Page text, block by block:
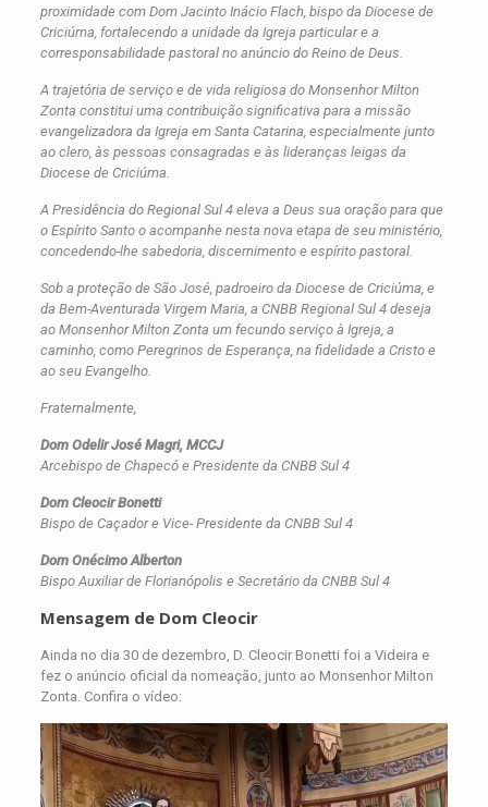
proximidade com Dom Jacinto Inácio Flach, bispo da Diocese de
Criciúma, fortalecendo a unidade da Igreja particular e a
corresponsabilidade pastoral no anúncio do Reino de Deus.
A trajetória de serviço e de vida religiosa do Monsenhor Milton
Zonta constitui uma contribuição significativa para a missão
evangelizadora da Igreja em Santa Catarina, especialmente junto
ao clero, às pessoas consagradas e às lideranças leigas da
Diocese de Criciúma.
A Presidência do Regional Sul 4 eleva a Deus sua oração para que
o Espírito Santo o acompanhe nesta nova etapa de seu ministério,
concedendo-lhe sabedoria, discernimento e espírito pastoral.
Sob a proteção de São José, padroeiro da Diocese de Criciúma, e
da Bem-Aventurada Virgem Maria, a CNBB Regional Sul 4 deseja
ao Monsenhor Milton Zonta um fecundo serviço à Igreja, a
caminho, como Peregrinos de Esperança, na fidelidade a Cristo e
ao seu Evangelho.
Fraternalmente,
Dom Odelir José Magri, MCCJ
Arcebispo de Chapecó e Presidente da CNBB Sul 4
Dom Cleocir Bonetti
Bispo de Caçador e Vice- Presidente da CNBB Sul 4
Dom Onécimo Alberton
Bispo Auxiliar de Florianópolis e Secretário da CNBB Sul 4
Mensagem de Dom Cleocir
Ainda no dia 30 de dezembro, D. Cleocir Bonetti foi a Videira e
fez o anúncio oficial da nomeação, junto ao Monsenhor Milton
Zonta. Confira o vídeo:
Tocador
de
vídeo